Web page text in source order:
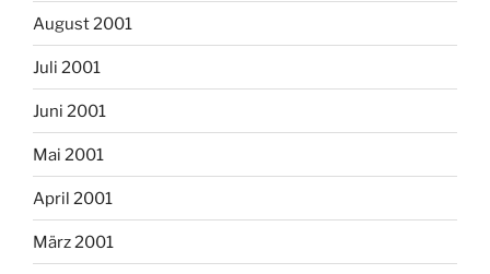
August 2001
Juli 2001
Juni 2001
Mai 2001
April 2001
März 2001